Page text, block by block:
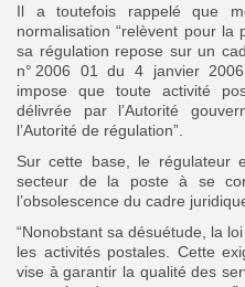
Il a toutefois rappelé que
normalisation “relèvent pour la
sa régulation repose sur un
n° 2006 01 du 4 janvier
impose que toute activité
délivrée par l’Autorité
l’Autorité de régulation”.
Sur cette base, le régulateur
secteur de la poste à se
l’obsolescence du cadre
“Nonobstant sa désuétude, la
les activités postales. Cette
vise à garantir la qualité des